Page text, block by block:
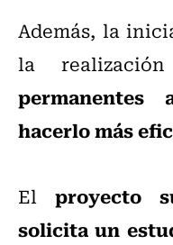
Además, la
la
permanentes
hacerlo más
El proyecto
solicita un